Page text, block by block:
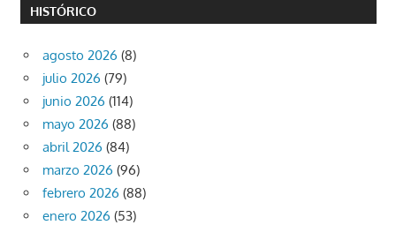
HISTÓRICO
agosto 2026 (8)
julio 2026 (79)
junio 2026 (114)
mayo 2026 (88)
abril 2026 (84)
marzo 2026 (96)
febrero 2026 (88)
enero 2026 (53)